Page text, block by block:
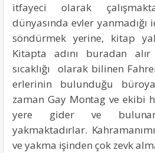
itfayeci olarak
dünyasında evler yanmadığı
söndürmek yerine, kitap
Kitapta adını buradan
sıcaklığı olarak bilinen
erlerinin bulunduğu
zaman Gay Montag ve ekibi
yere gider ve
yakmaktadırlar.
ve yakma işinden çok zevk